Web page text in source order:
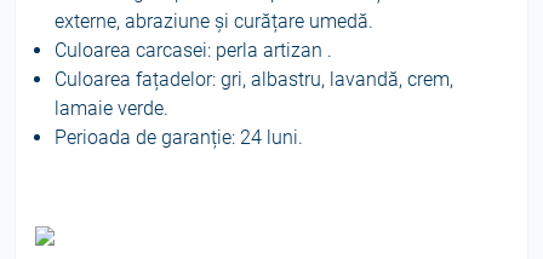
externe, abraziune și curățare umedă.
Culoarea carcasei: perla artizan .
Culoarea fațadelor: gri, albastru, lavandă, crem,
lamaie verde.
Perioada de garanție: 24 luni.